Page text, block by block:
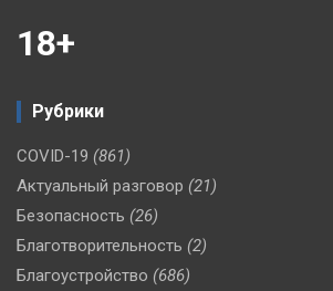
18+
Рубрики
COVID-19 (861)
Актуальный разговор (21)
Безопасность (26)
Благотворительность (2)
Благоустройство (686)